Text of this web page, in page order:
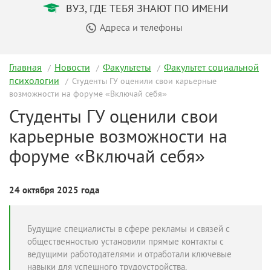
ВУЗ, ГДЕ ТЕБЯ ЗНАЮТ ПО ИМЕНИ
Адреса и телефоны
Главная Новости Факультеты
Факультет социальной
психологии
Студенты ГУ оценили свои карьерные
возможности на форуме «Включай себя»
Студенты ГУ оценили свои
карьерные возможности на
форуме «Включай себя»
24 октября 2025 года
Будущие специалисты в сфере рекламы и связей с
общественностью установили прямые контакты с
ведущими работодателями и отработали ключевые
навыки для успешного трудоустройства.